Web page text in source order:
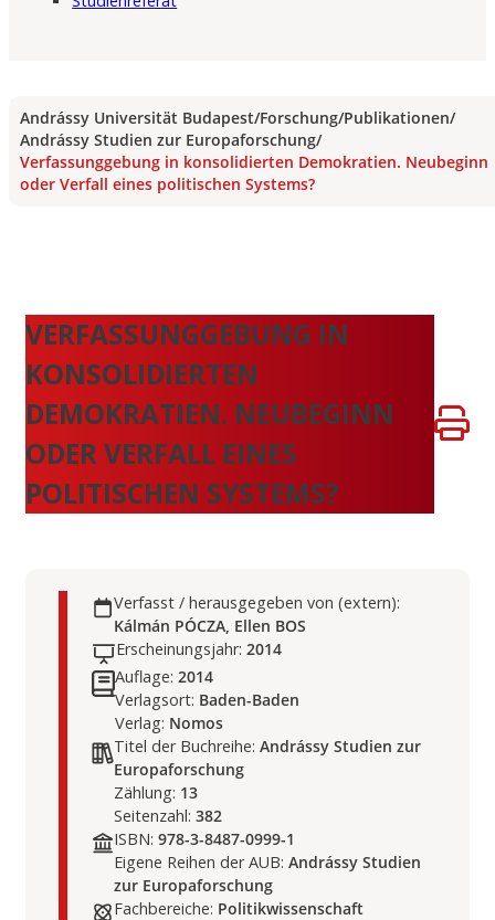
Andrássy Universität Budapest/Forschung/Publikationen/
Andrássy Studien zur Europaforschung/
Verfassunggebung in konsolidierten Demokratien. Neubeginn
oder Verfall eines politischen Systems?
VERFASSUNGGEBUNG IN
KONSOLIDIERTEN
DEMOKRATIEN. NEUBEGINN
ODER VERFALL EINES
POLITISCHEN SYSTEMS?
Verfasst / herausgegeben von (extern):
Kálmán PÓCZA, Ellen BOS
Erscheinungsjahr: 2014
Auflage: 2014
Verlagsort: Baden-Baden
Verlag: Nomos
Titel der Buchreihe: Andrássy Studien zur
Europaforschung
Zählung: 13
Seitenzahl: 382
ISBN: 978-3-8487-0999-1
Eigene Reihen der AUB: Andrássy Studien
zur Europaforschung
Fachbereiche: Politikwissenschaft